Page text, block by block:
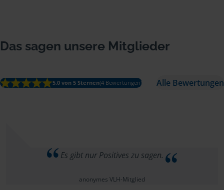
Das sagen unsere Mitglieder
5.0 von 5 Sternen(4 Bewertungen) Alle Bewertungen
Es gibt nur Positives zu sagen.
anonymes VLH-Mitglied